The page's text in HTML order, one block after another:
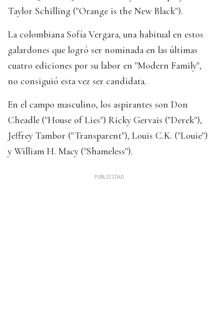
Taylor Schilling ("Orange is the New Black").
La colombiana Sofía Vergara, una habitual en estos
galardones que logró ser nominada en las últimas
cuatro ediciones por su labor en "Modern Family",
no consiguió esta vez ser candidata.
En el campo masculino, los aspirantes son Don
Cheadle ("House of Lies") Ricky Gervais ("Derek"),
Jeffrey Tambor ("Transparent"), Louis C.K. ("Louie")
y William H. Macy ("Shameless").